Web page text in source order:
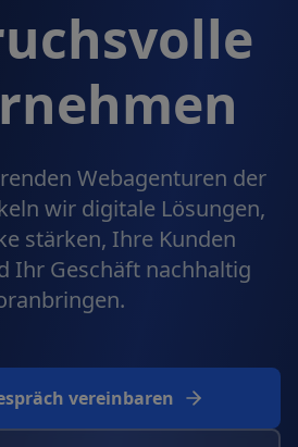
Webagenturen der
wir digitale Lösungen,
stärken, Ihre Kunden
Ihr Geschäft nachhaltig
vereinbaren